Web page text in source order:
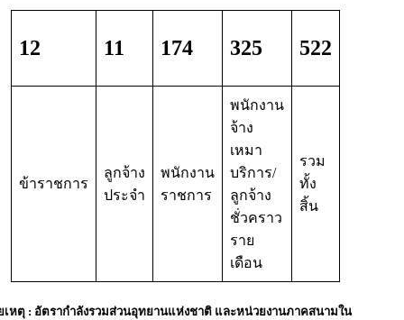
12 11 174 325 522
ข้าราชการ
ลูกจ้าง
ประจำ
พนักงาน
ราชการ
พนักงาน
จ้าง
เหมา
บริการ/
ลูกจ้าง
ชั่วคราว
ราย
เดือน
รวม
ทั้ง
สิ้น
เหตุ : อัตรากำลังรวมส่วนอุทยานแห่งชาติ และหน่วยงานภาคสนามใน